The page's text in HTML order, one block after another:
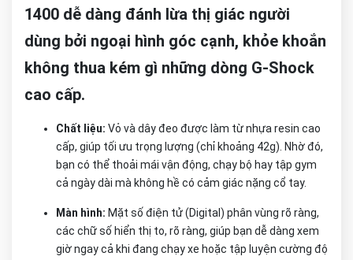
1400 dễ dàng đánh lừa thị giác người
dùng bởi ngoại hình góc cạnh, khỏe khoắn
không thua kém gì những dòng G-Shock
cao cấp.
Chất liệu: Vỏ và dây đeo được làm từ nhựa resin cao
cấp, giúp tối ưu trọng lượng (chỉ khoảng 42g). Nhờ đó,
bạn có thể thoải mái vận động, chạy bộ hay tập gym
cả ngày dài mà không hề có cảm giác nặng cổ tay.
Màn hình: Mặt số điện tử (Digital) phân vùng rõ ràng,
các chữ số hiển thị to, rõ ràng, giúp bạn dễ dàng xem
giờ ngay cả khi đang chạy xe hoặc tập luyện cường độ